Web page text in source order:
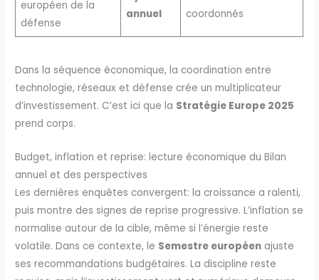
européen de la
défense
annuel
coordonnés
Dans la séquence économique, la coordination entre
technologie, réseaux et défense crée un multiplicateur
d’investissement. C’est ici que la Stratégie Europe 2025
prend corps.
Budget, inflation et reprise: lecture économique du Bilan
annuel et des perspectives
Les dernières enquêtes convergent: la croissance a ralenti,
puis montre des signes de reprise progressive. L’inflation se
normalise autour de la cible, même si l’énergie reste
volatile. Dans ce contexte, le Semestre européen ajuste
ses recommandations budgétaires. La discipline reste